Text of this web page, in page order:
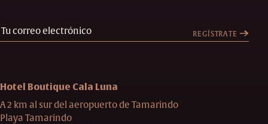
REGÍSTRATE
Hotel Boutique Cala Luna
A 2 km al sur del aeropuerto de Tamarindo
Playa Tamarindo